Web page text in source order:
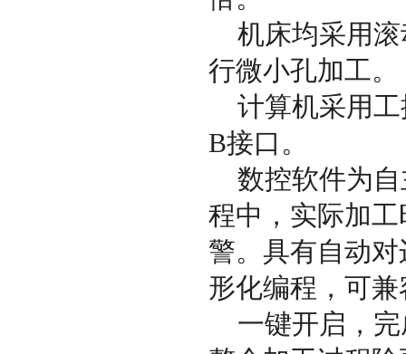
机床均采用滚
行微小孔加工。
计算机采用工
B接口。
数控软件为自
程中，实际加
警。具有自动
形化编程，可
一键开启，完